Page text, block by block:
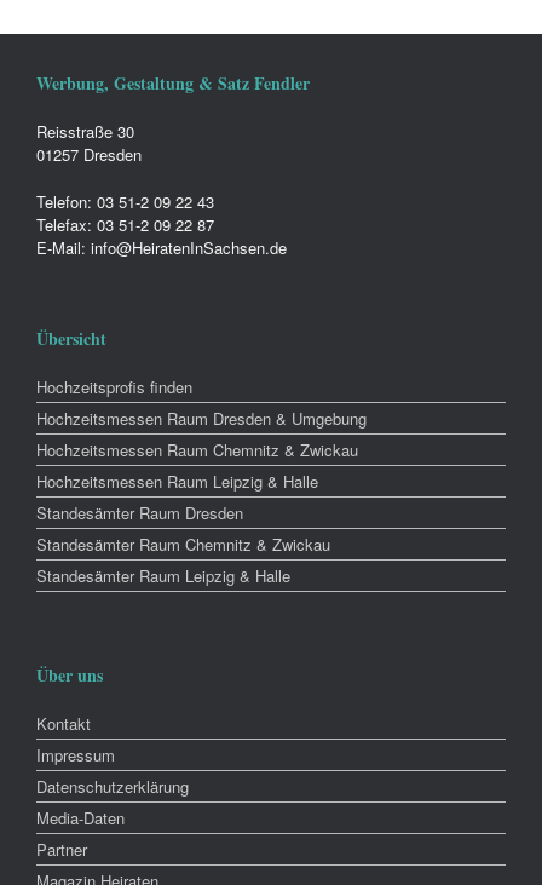
Werbung, Gestaltung & Satz Fendler
Reisstraße 30
01257 Dresden
Telefon: 03 51-2 09 22 43
Telefax: 03 51-2 09 22 87
E-Mail: info@HeiratenInSachsen.de
Übersicht
Hochzeitsprofis finden
Hochzeitsmessen Raum Dresden & Umgebung
Hochzeitsmessen Raum Chemnitz & Zwickau
Hochzeitsmessen Raum Leipzig & Halle
Standesämter Raum Dresden
Standesämter Raum Chemnitz & Zwickau
Standesämter Raum Leipzig & Halle
Über uns
Kontakt
Impressum
Datenschutzerklärung
Media-Daten
Partner
Magazin Heiraten